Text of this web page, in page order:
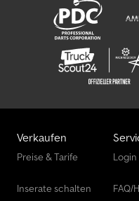
Verkaufen
Preise & Tarife
Inserate schalten
Login
FAQ/